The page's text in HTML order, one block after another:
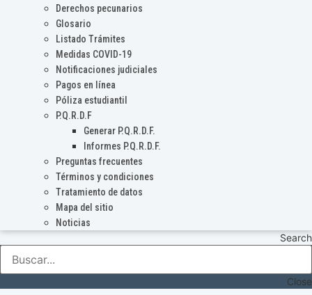
Derechos pecunarios
Glosario
Listado Trámites
Medidas COVID-19
Notificaciones judiciales
Pagos en línea
Póliza estudiantil
P.Q.R.D.F
Generar P.Q.R.D.F.
Informes P.Q.R.D.F.
Preguntas frecuentes
Términos y condiciones
Tratamiento de datos
Mapa del sitio
Noticias
Search
Close